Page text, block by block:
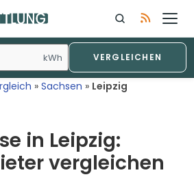
kWh VERGLEICHEN
»Sachsen » Leipzig
in Leipzig:
vergleichen